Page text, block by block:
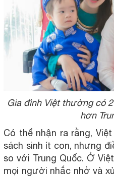
Gia đình Việt thường có
hơn
Có thể nhận ra rằng,
sách sinh ít con, nhưng
so với Trung Quốc. Ở
mọi người nhắc nhở và